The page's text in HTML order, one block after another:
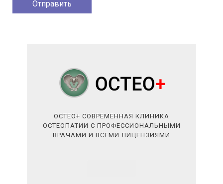
ОСТЕО+ СОВРЕМЕННАЯ КЛИНИКА
ОСТЕОПАТИИ С ПРОФЕССИОНАЛЬНЫМИ
ВРАЧАМИ И ВСЕМИ ЛИЦЕНЗИЯМИ